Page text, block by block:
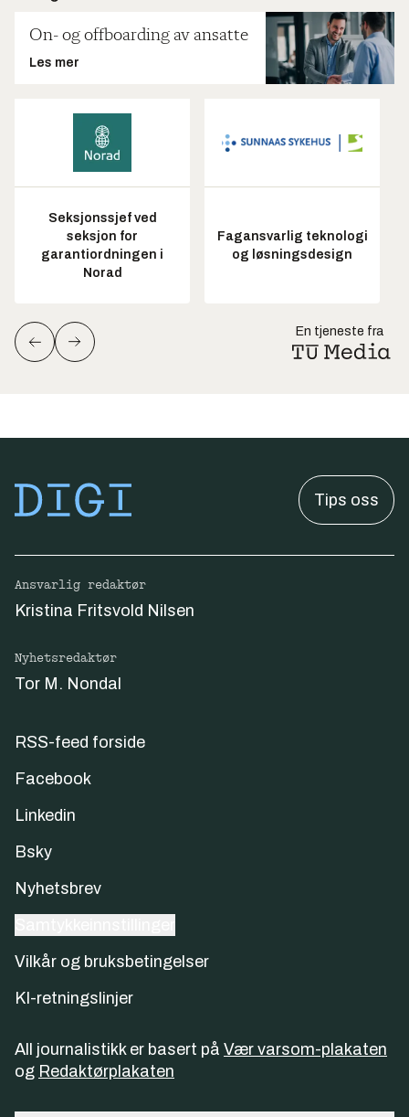
On- og offboarding av ansatte
Les mer
Seksjonssjef ved
seksjon for
garantiordningen i
Norad
Fagansvarlig teknologi
og løsningsdesign
En tjeneste fra
Tips oss
Ansvarlig redaktør
Kristina Fritsvold Nilsen
Nyhetsredaktør
Tor M. Nondal
RSS-feed forside
Facebook
Linkedin
Bsky
Nyhetsbrev
Vilkår og bruksbetingelser
KI-retningslinjer
All journalistikk er basert på Vær varsom-plakaten
og Redaktørplakaten